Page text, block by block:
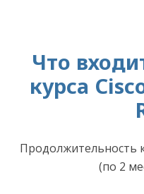
Что
курса
Продолжительность
(по 2